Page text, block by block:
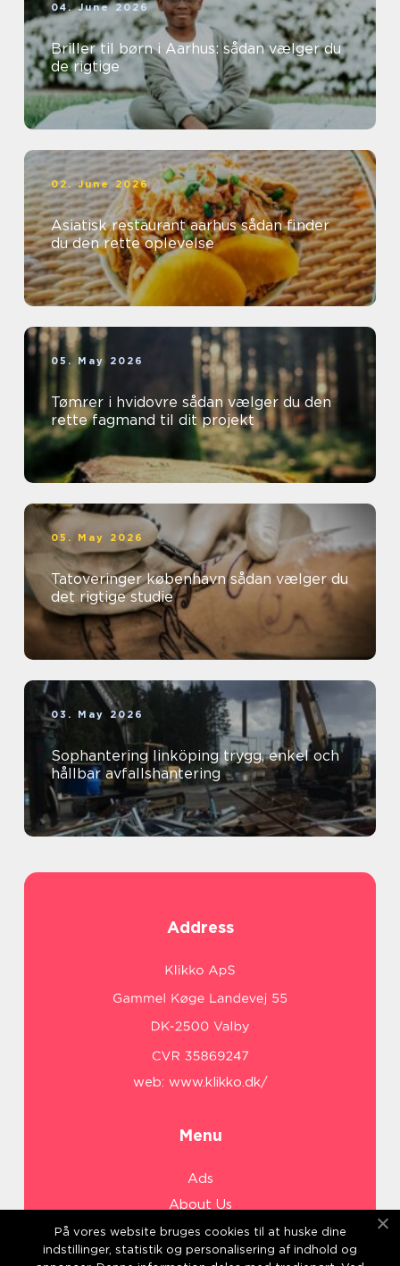
04. June 2026
Briller til børn i Aarhus: sådan vælger du
de rigtige
02. June 2026
Asiatisk restaurant aarhus sådan finder
du den rette oplevelse
05. May 2026
Tømrer i hvidovre sådan vælger du den
rette fagmand til dit projekt
05. May 2026
Tatoveringer københavn sådan vælger du
det rigtige studie
03. May 2026
Sophantering linköping trygg, enkel och
hållbar avfallshantering
Address
web: www.klikko.dk/
Menu
Ads
About Us
Cookies
Contact
På vores website bruges cookies til at huske dine
indstillinger, statistik og personalisering af indhold og